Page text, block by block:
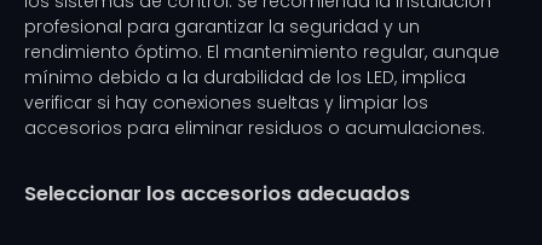
profesional para garantizar la seguridad y un
rendimiento óptimo. El mantenimiento regular, aunque
mínimo debido a la durabilidad de los LED, implica
verificar si hay conexiones sueltas y limpiar los
accesorios para eliminar residuos o acumulaciones.
Seleccionar los accesorios adecuados